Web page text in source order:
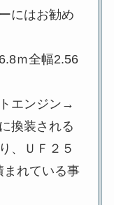
にはお勧め
ｍ全幅2.56
エンジン→
換装される
、ＵＦ２５
まれている事